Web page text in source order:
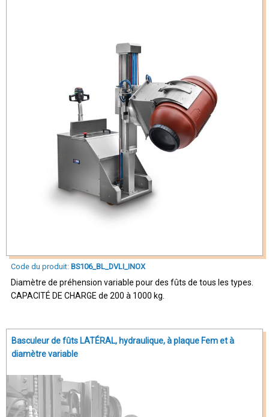
Code du produit: BS106_BL_DVLI_INOX
Diamètre de préhension variable pour des fûts de tous les types.
CAPACITÉ DE CHARGE de 200 à 1000 kg.
Basculeur de fûts LATÉRAL, hydraulique, à plaque Fem et à
diamètre variable